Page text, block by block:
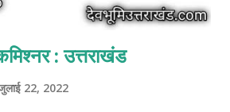
: उत्तराखंड
22, 2022